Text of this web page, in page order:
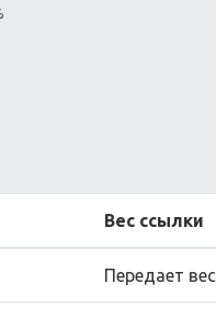
Вес ссылки
Передает вес